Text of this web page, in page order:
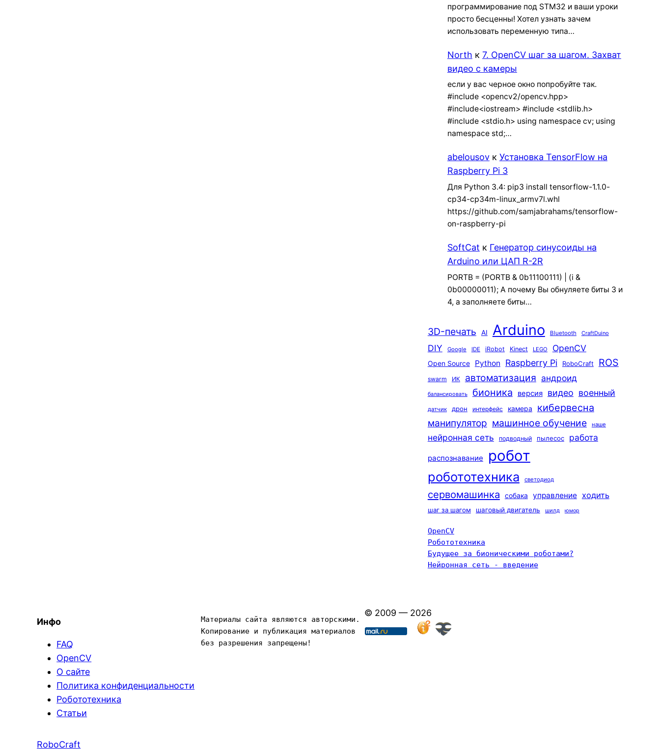
программирование под STM32 и ваши уроки
просто бесценны! Хотел узнать зачем
использовать переменную типа…
North к 7. OpenCV шаг за шагом. Захват
видео с камеры
если у вас черное окно попробуйте так.
#include <opencv2/opencv.hpp>
#include<iostream> #include <stdlib.h>
#include <stdio.h> using namespace cv; using
namespace std;…
abelousovк Установка TensorFlow на
Raspberry Pi 3
Для Python 3.4: pip3 install tensorflow-1.1.0-
cp34-cp34m-linux_armv7l.whl
https://github.com/samjabrahams/tensorflow-
on-raspberry-pi
SoftCat к Генератор синусоиды на
Arduino или ЦАП R-2R
PORTB = (PORTB & 0b11100111) | (i &
0b00000011); А почему Вы обнуляете биты 3 и
4, а заполняете биты…
3D-печать AI Arduino Bluetooth CraftDuino
DIY Google IDE iRobot Kinect LEGO OpenCV
Open Source Python Raspberry Pi RoboCraft ROS
swarm ИК автоматизация андроид
балансировать бионика версия видео военный
датчик дрон интерфейс камера кибервесна
манипулятор машинное обучение наше
нейронная сеть подводный пылесос работа
распознавание робот
робототехника светодиод
сервомашинка собака управление ходить
шаг за шагом шаговый двигатель шилд юмор
OpenCV
Робототехника
Будущее за бионическими роботами?
Нейронная сеть - введение
Инфо
FAQ
OpenCV
О сайте
Политика конфиденциальности
Робототехника
Статьи
Материалы сайта являются авторскими.
Копирование и публикация материалов
без разрешения запрещены!
© 2009 — 2026
RoboCraft